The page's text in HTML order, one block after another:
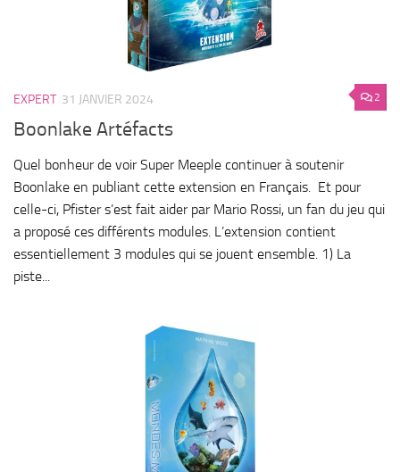
2
EXPERT 31 JANVIER 2024
Boonlake Artéfacts
Quel bonheur de voir Super Meeple continuer à soutenir
Boonlake en publiant cette extension en Français. Et pour
celle-ci, Pfister s’est fait aider par Mario Rossi, un fan du jeu qui
a proposé ces différents modules. L’extension contient
essentiellement 3 modules qui se jouent ensemble. 1) La
piste...